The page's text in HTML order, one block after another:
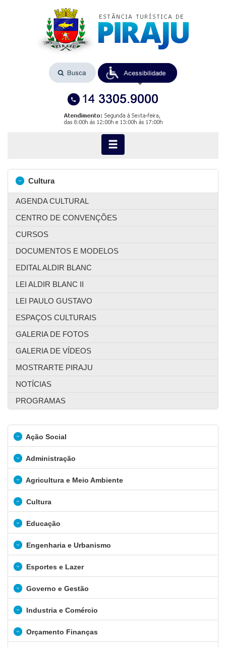
Cultura
AGENDA CULTURAL
CENTRO DE CONVENÇÕES
CURSOS
DOCUMENTOS E MODELOS
EDITAL ALDIR BLANC
LEI ALDIR BLANC II
LEI PAULO GUSTAVO
ESPAÇOS CULTURAIS
GALERIA DE FOTOS
GALERIA DE VÍDEOS
MOSTRARTE PIRAJU
NOTÍCIAS
PROGRAMAS
Ação Social
Administração
Agricultura e Meio Ambiente
Cultura
Educação
Engenharia e Urbanismo
Esportes e Lazer
Governo e Gestão
Industria e Comércio
Orçamento Finanças